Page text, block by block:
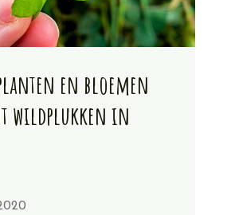
en bloemen
wildplukken in